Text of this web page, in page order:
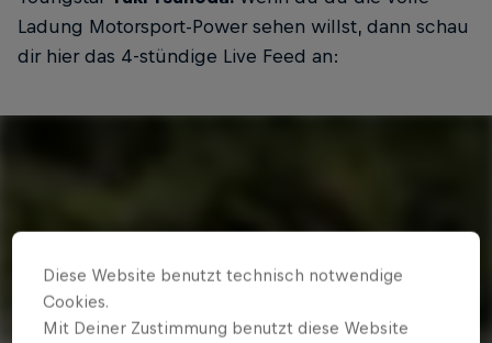
Ladung Motorsport-Power sehen willst, dann schau
dir hier das 4-stündige Live Feed an:
Diese Website benutzt technisch notwendige
Cookies.
Mit Deiner Zustimmung benutzt diese Website